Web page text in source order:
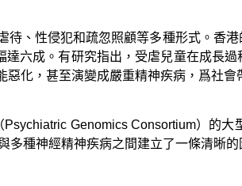
、性侵犯和疏忽照顧等多種形式。香
六成。有研究指出，受虐兒童在成長
化，甚至演變成嚴重精神疾病，爲社
Genomics Consortium）的
種神經精神疾病之間建立了一條清晰